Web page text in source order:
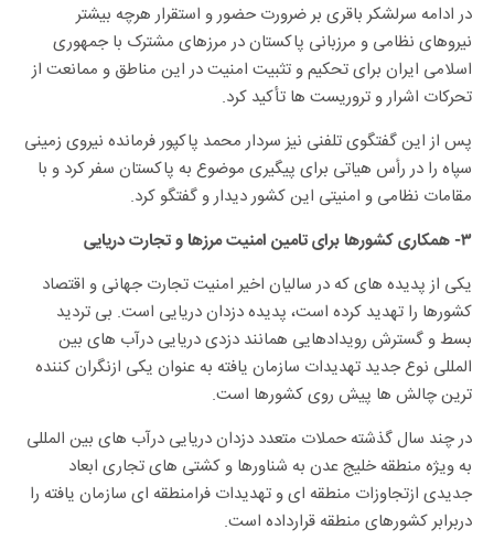
در ادامه سرلشکر باقری بر ضرورت حضور و استقرار هرچه بیشتر
نیروهای نظامی و مرزبانی پاکستان در مرزهای مشترک با جمهوری
اسلامی ایران برای تحکیم و تثبیت امنیت در این مناطق و ممانعت از
تحرکات اشرار و تروریست ها تأکید کرد.
پس از این گفتگوی تلفنی نیز سردار محمد پاکپور فرمانده نیروی زمینی
سپاه را در رأس هیاتی برای پیگیری موضوع به پاکستان سفر کرد و با
مقامات نظامی و امنیتی این کشور دیدار و گفتگو کرد.
۳- همکاری کشورها برای تامین امنیت مرزها و تجارت دریایی
یکی از پدیده های که در سالیان اخیر امنیت تجارت جهانی و اقتصاد
کشورها را تهدید کرده است، پدیده دزدان دریایی است. بی تردید
بسط و گسترش رویدادهایی همانند دزدی دریایی درآب های بین
المللی نوع جدید تهدیدات سازمان یافته به عنوان یکی ازنگران کننده
ترین چالش ها پیش روی کشورها است.
در چند سال گذشته حملات متعدد دزدان دریایی درآب های بین المللی
به ویژه منطقه خلیج عدن به شناورها و کشتی های تجاری ابعاد
جدیدی ازتجاوزات منطقه ای و تهدیدات فرامنطقه ای سازمان یافته را
دربرابر کشورهای منطقه قرارداده است.